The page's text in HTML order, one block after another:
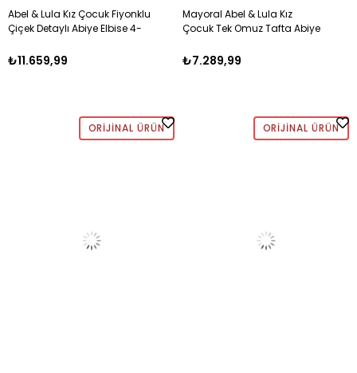
Abel & Lula Kız Çocuk Fiyonklu
Çiçek Detaylı Abiye Elbise 4-
₺11.659,99
Mayoral Abel & Lula Kız
Çocuk Tek Omuz Tafta Abiye
₺7.289,99
ORIJINAL ÜRÜN ORIJINAL ÜRÜN